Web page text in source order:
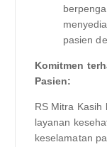
pasien
Komitmen
Pasien:
RS Mitra Kasih
layanan
keselamatan